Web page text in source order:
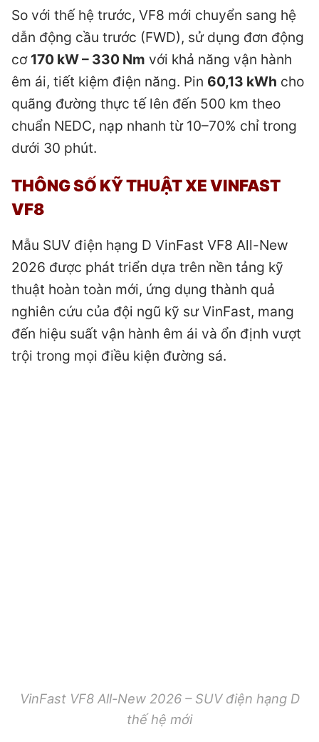
So với thế hệ trước, VF8 mới chuyển sang hệ
dẫn động cầu trước (FWD), sử dụng đơn động
cơ 170 kW – 330 Nm với khả năng vận hành
êm ái, tiết kiệm điện năng. Pin 60,13 kWh cho
quãng đường thực tế lên đến 500 km theo
chuẩn NEDC, nạp nhanh từ 10–70% chỉ trong
dưới 30 phút.
THÔNG SỐ KỸ THUẬT XE VINFAST
VF8
Mẫu SUV điện hạng D VinFast VF8 All-New
2026 được phát triển dựa trên nền tảng kỹ
thuật hoàn toàn mới, ứng dụng thành quả
nghiên cứu của đội ngũ kỹ sư VinFast, mang
đến hiệu suất vận hành êm ái và ổn định vượt
trội trong mọi điều kiện đường sá.
VinFast VF8 All-New 2026 – SUV điện hạng D
thế hệ mới